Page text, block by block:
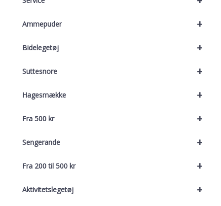
+
Ammepuder
+
Bidelegetøj
+
Suttesnore
+
Hagesmække
+
Fra 500 kr
+
Sengerande
+
Fra 200 til 500 kr
+
Aktivitetslegetøj